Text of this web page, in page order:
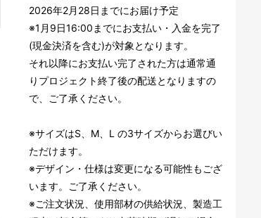
2026年2月28日までにお届け予定
※1月9日16:00までにお支払い・入金を完了
(現金決済を含む)が対象となります。
それ以降にお支払い完了された方は通常通
りプロジェクト終了後の配送となりますの
で、ご了承ください。
※サイズはS、M、L の3サイズからお選びい
ただけます。
※デザイン・仕様は変更になる可能性もござ
います。ご了承ください。
※ご注文状況、使用部材の供給状況、製造工